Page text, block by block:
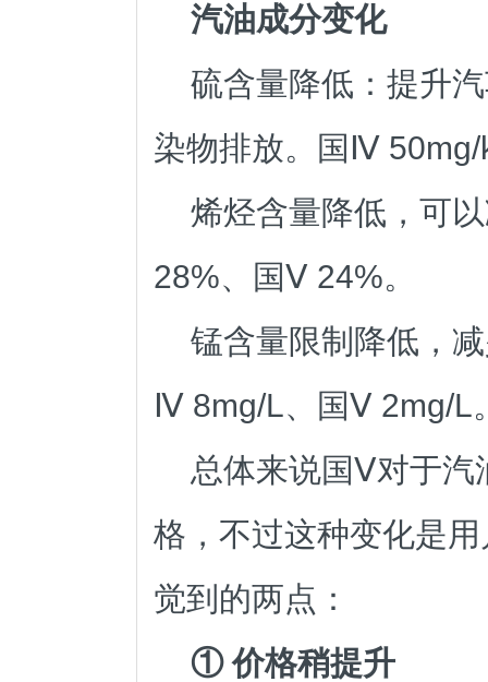
汽油成分变化
硫含量降低：提升
染物排放。国Ⅳ
烯烃含量降低，可
28%、国Ⅴ 24%。
锰含量限制降低，
Ⅳ 8mg/L、国Ⅴ 2mg/L
总体来说国Ⅴ对于汽
格，不过这种变化是
觉到的两点：
① 价格稍提升